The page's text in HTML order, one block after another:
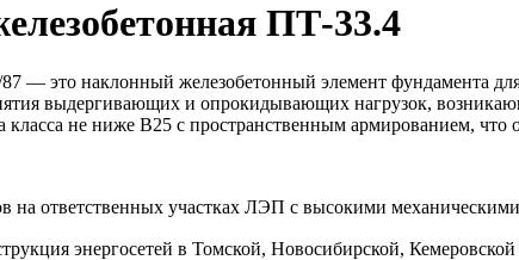
ПТ-33.4
87 — это наклонный железобетонный элемент фундамента
выдергивающих и опрокидывающих нагрузок,
класса не ниже B25 с пространственным армированием,
на ответственных участках ЛЭП с высокими
энергосетей в Томской, Новосибирской,